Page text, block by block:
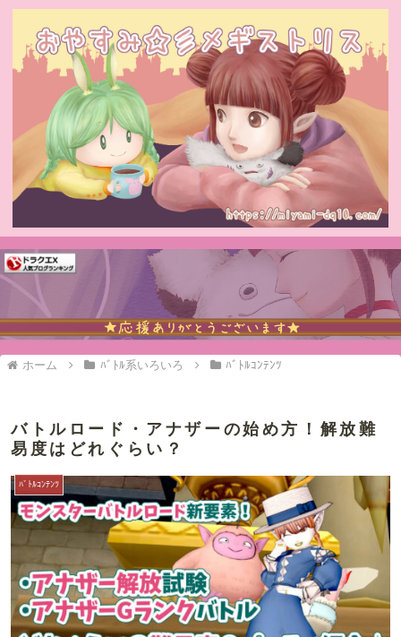
ホーム ﾊﾞﾄﾙ系いろいろ ﾊﾞﾄﾙｺﾝﾃﾝﾂ
バトルロード・アナザーの始め方！解放難
易度はどれぐらい？
ﾊﾞﾄﾙｺﾝﾃﾝﾂ